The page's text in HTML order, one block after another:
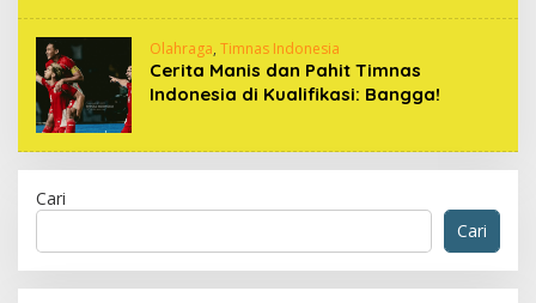
Olahraga, Timnas Indonesia
Cerita Manis dan Pahit Timnas
Indonesia di Kualifikasi: Bangga!
Cari
Cari